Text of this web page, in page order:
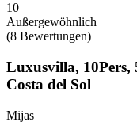
10
Außergewöhnlich
(8 Bewertungen)
Luxusvilla, 10Pers,
Costa del Sol
Mijas